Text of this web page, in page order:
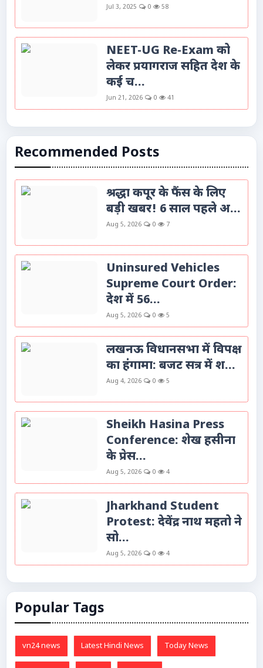
Jul 3, 2025 0 58
NEET-UG Re-Exam को
लेकर प्रयागराज सहित देश के
कई च...
Jun 21, 2026 0 41
Recommended Posts
श्रद्धा कपूर के फैंस के लिए
बड़ी खबर! 6 साल पहले अ...
Aug 5, 2026 0 7
Uninsured Vehicles
Supreme Court Order:
देश में 56...
Aug 5, 2026 0 5
लखनऊ विधानसभा में विपक्ष
का हंगामा: बजट सत्र में श...
Aug 4, 2026 0 5
Sheikh Hasina Press
Conference: शेख हसीना
के प्रेस...
Aug 5, 2026 0 4
Jharkhand Student
Protest: देवेंद्र नाथ महतो ने
सो...
Aug 5, 2026 0 4
Popular Tags
vn24 news Latest Hindi News Today News